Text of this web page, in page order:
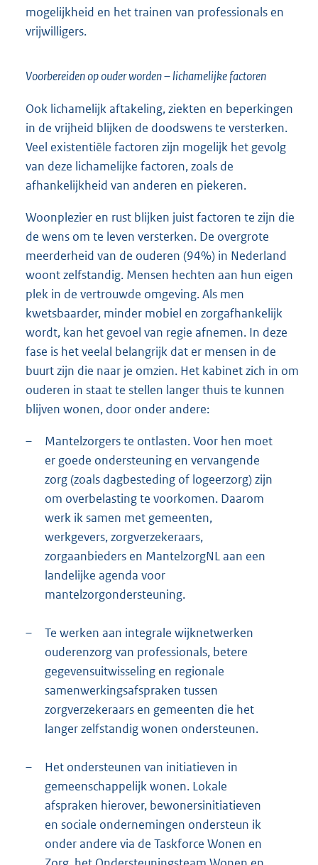
mogelijkheid en het trainen van professionals en
vrijwilligers.
Voorbereiden op ouder worden – lichamelijke factoren
Ook lichamelijk aftakeling, ziekten en beperkingen
in de vrijheid blijken de doodswens te versterken.
Veel existentiële factoren zijn mogelijk het gevolg
van deze lichamelijke factoren, zoals de
afhankelijkheid van anderen en piekeren.
Woonplezier en rust blijken juist factoren te zijn die
de wens om te leven versterken. De overgrote
meerderheid van de ouderen (94%) in Nederland
woont zelfstandig. Mensen hechten aan hun eigen
plek in de vertrouwde omgeving. Als men
kwetsbaarder, minder mobiel en zorgafhankelijk
wordt, kan het gevoel van regie afnemen. In deze
fase is het veelal belangrijk dat er mensen in de
buurt zijn die naar je omzien. Het kabinet zich in om
ouderen in staat te stellen langer thuis te kunnen
blijven wonen, door onder andere:
–
Mantelzorgers te ontlasten. Voor hen moet
er goede ondersteuning en vervangende
zorg (zoals dagbesteding of logeerzorg) zijn
om overbelasting te voorkomen. Daarom
werk ik samen met gemeenten,
werkgevers, zorgverzekeraars,
zorgaanbieders en MantelzorgNL aan een
landelijke agenda voor
mantelzorgondersteuning.
–
Te werken aan integrale wijknetwerken
ouderenzorg van professionals, betere
gegevensuitwisseling en regionale
samenwerkingsafspraken tussen
zorgverzekeraars en gemeenten die het
langer zelfstandig wonen ondersteunen.
–
Het ondersteunen van initiatieven in
gemeenschappelijk wonen. Lokale
afspraken hierover, bewonersinitiatieven
en sociale ondernemingen ondersteun ik
onder andere via de Taskforce Wonen en